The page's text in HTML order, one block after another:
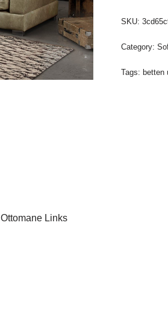
SKU:
Category:
Tags: betten
Links